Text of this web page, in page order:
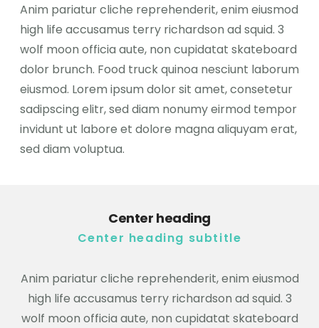
Anim pariatur cliche reprehenderit, enim eiusmod
high life accusamus terry richardson ad squid. 3
wolf moon officia aute, non cupidatat skateboard
dolor brunch. Food truck quinoa nesciunt laborum
eiusmod. Lorem ipsum dolor sit amet, consetetur
sadipscing elitr, sed diam nonumy eirmod tempor
invidunt ut labore et dolore magna aliquyam erat,
sed diam voluptua.
Center heading
Center heading subtitle
Anim pariatur cliche reprehenderit, enim eiusmod
high life accusamus terry richardson ad squid. 3
wolf moon officia aute, non cupidatat skateboard